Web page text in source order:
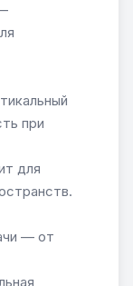
при
для
— от